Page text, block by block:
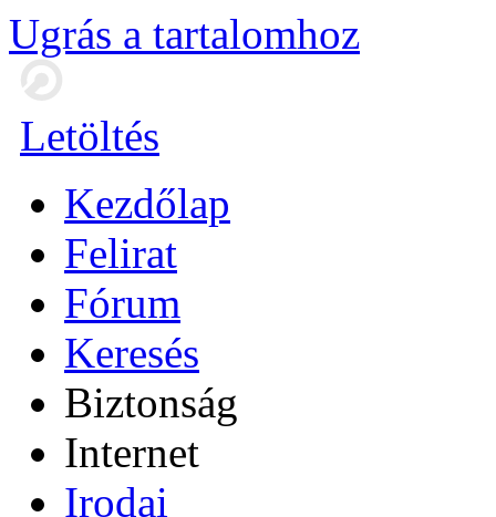
Ugrás a tartalomhoz
Letöltés
Kezdőlap
Felirat
Fórum
Keresés
Biztonság
Internet
Irodai